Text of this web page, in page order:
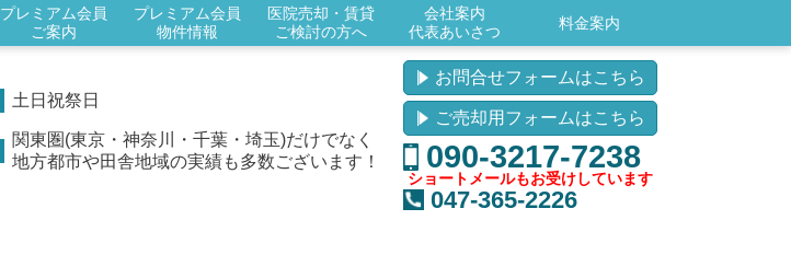
プレミアム会員
ご案内
プレミアム会員
物件情報
医院売却・賃貸
ご検討の方へ
会社案内
代表あいさつ
料金案内
土日祝祭日
関東圏(東京・神奈川・千葉・埼玉)だけでなく
地方都市や田舎地域の実績も多数ございます！
お問合せフォームはこちら
ご売却用フォームはこちら
090-3217-7238
ショートメールもお受けしています
047-365-2226